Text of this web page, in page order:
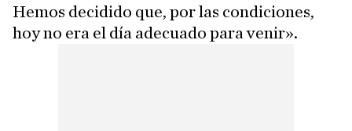
Hemos decidido que, por las condiciones,
hoy no era el día adecuado para venir».